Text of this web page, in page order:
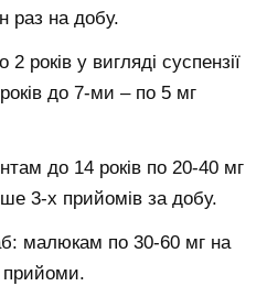
раз на добу.
років у вигляді суспензії
до 7-ми – по 5 мг
до 14 років по 20-40 мг
3-х прийомів за добу.
малюкам по 30-60 мг на
прийоми.